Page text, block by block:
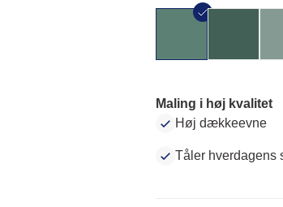
Maling i høj kvalitet
Høj dækkeevne
Tåler hverdagens